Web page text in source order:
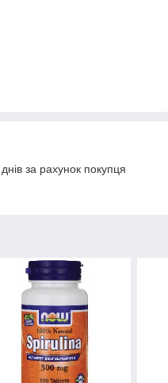
за рахунок покупця